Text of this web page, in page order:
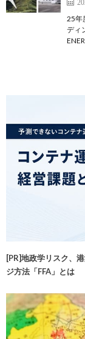
25年
ディ
[PR]地政学リスク、
ジ方法「FFA」とは